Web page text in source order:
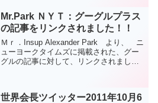
で青年宣教師４４...
Mr.Park ＮＹＴ：グーグルプラス
の記事をリンクされました！！
Ｍｒ．Insup Alexander Park より、 ニ
ューヨークタイムズに掲載された、グー
グルの記事に対して、リンクされまし
世界会長ツイッター2011年10月6